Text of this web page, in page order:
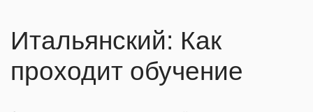
Итальянский: Как
проходит обучение